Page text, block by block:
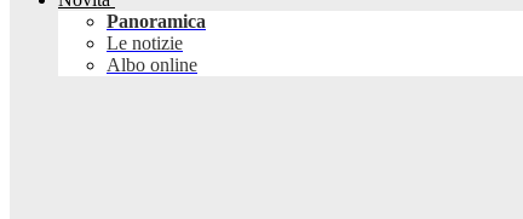
Panoramica
Le notizie
Albo online